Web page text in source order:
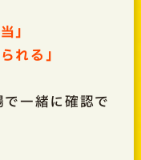
」
れる」
一緒に確認で